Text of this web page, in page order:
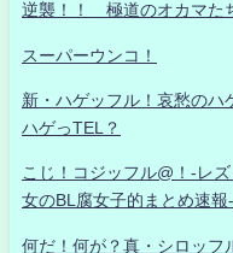
逆襲！！ 極道のオカマた
スーパーウンコ！
新・ハゲッフル！哀愁のハ
ハゲっTEL？
こじ！コジッフル@！-レ
女のBL腐女子的まとめ速報-
何だ！何が？真・シロッ